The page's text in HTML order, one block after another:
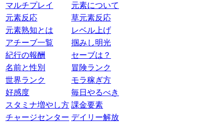
マルチプレイ
元素について
元素反応
草元素反応
元素熟知とは
レベル上げ
アチーブ一覧
掴みし明光
紀行の報酬
セーブは？
名前と性別
冒険ランク
世界ランク
モラ稼ぎ方
好感度
毎日やるべき
スタミナ増やし方 課金要素
チャージセンター デイリー解放